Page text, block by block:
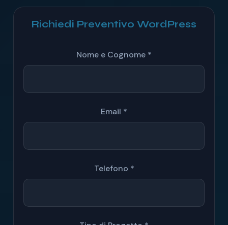
Richiedi Preventivo WordPress
Nome e Cognome *
Email *
Telefono *